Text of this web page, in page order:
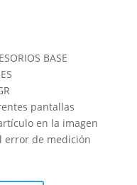
BASE
pantallas
en la imagen
error de medición